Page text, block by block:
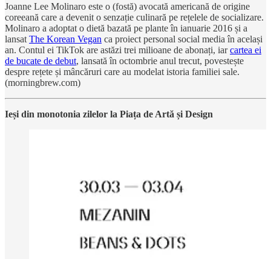
Joanne Lee Molinaro este o (fostă) avocată americană de origine
coreeană care a devenit o senzație culinară pe rețelele de socializare.
Molinaro a adoptat o dietă bazată pe plante în ianuarie 2016 și a
lansat The Korean Vegan ca proiect personal social media în același
an. Contul ei TikTok are astăzi trei milioane de abonați, iarcartea ei
de bucate de debut, lansată în octombrie anul trecut, povestește
despre rețete și mâncăruri care au modelat istoria familiei sale.
(morningbrew.com)
Ieși din monotonia zilelor la Piața de Artă și Design